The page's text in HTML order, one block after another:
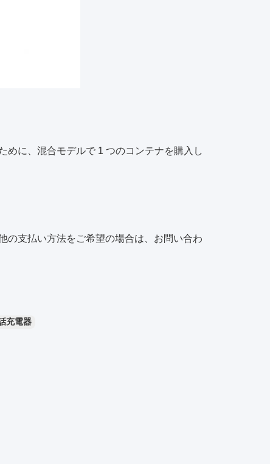
めに、混合モデルで 1 つのコンテナを購入し
の支払い方法をご希望の場合は、お問い合わ
充電器